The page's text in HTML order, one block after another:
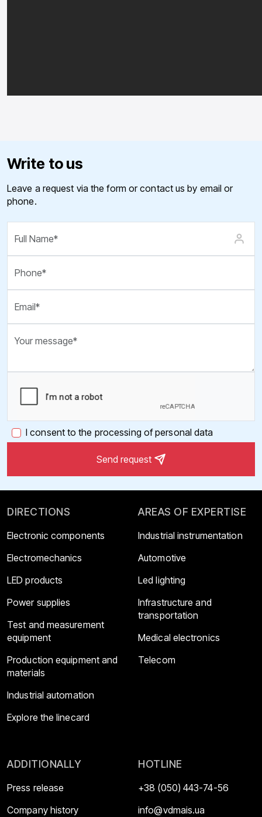
Write to us
Leave a request via the form or contact us by email or
phone.
I consent to the processing of personal data
Send request
DIRECTIONS
Electronic components
Electromechanics
LED products
Power supplies
Test and measurement
equipment
Production equipment and
materials
Industrial automation
Explore the linecard
AREAS OF EXPERTISE
Industrial instrumentation
Automotive
Led lighting
Infrastructure and
transportation
Medical electronics
Telecom
ADDITIONALLY
Press release
Company history
HOTLINE
+38 (050) 443-74-56
info@vdmais.ua